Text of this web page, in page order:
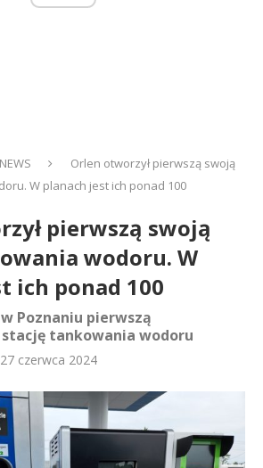
NEWS
Orlen otworzył pierwszą swoją
W planach jest ich ponad 100
pierwszą swoją
wodoru. W
ich ponad 100
Poznaniu pierwszą
tankowania wodoru
27 czerwca 2024